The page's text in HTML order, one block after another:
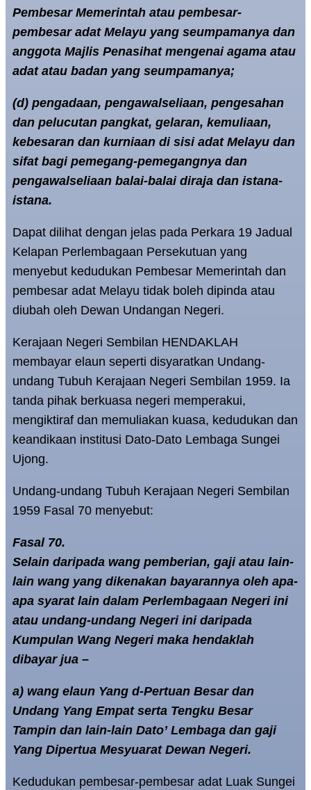
Pembesar Memerintah atau pembesar-
pembesar adat Melayu yang seumpamanya dan
anggota Majlis Penasihat mengenai agama atau
adat atau badan yang seumpamanya;
(d) pengadaan, pengawalseliaan, pengesahan
dan pelucutan pangkat, gelaran, kemuliaan,
kebesaran dan kurniaan di sisi adat Melayu dan
sifat bagi pemegang-pemegangnya dan
pengawalseliaan balai-balai diraja dan istana-
istana.
Dapat dilihat dengan jelas pada Perkara 19 Jadual
Kelapan Perlembagaan Persekutuan yang
menyebut kedudukan Pembesar Memerintah dan
pembesar adat Melayu tidak boleh dipinda atau
diubah oleh Dewan Undangan Negeri.
Kerajaan Negeri Sembilan HENDAKLAH
membayar elaun seperti disyaratkan Undang-
undang Tubuh Kerajaan Negeri Sembilan 1959. Ia
tanda pihak berkuasa negeri memperakui,
mengiktiraf dan memuliakan kuasa, kedudukan dan
keandikaan institusi Dato-Dato Lembaga Sungei
Ujong.
Undang-undang Tubuh Kerajaan Negeri Sembilan
1959 Fasal 70 menyebut:
Fasal 70.
Selain daripada wang pemberian, gaji atau lain-
lain wang yang dikenakan bayarannya oleh apa-
apa syarat lain dalam Perlembagaan Negeri ini
atau undang-undang Negeri ini daripada
Kumpulan Wang Negeri maka hendaklah
dibayar jua –
a) wang elaun Yang d-Pertuan Besar dan
Undang Yang Empat serta Tengku Besar
Tampin dan lain-lain Dato’ Lembaga dan gaji
Yang Dipertua Mesyuarat Dewan Negeri.
Kedudukan pembesar-pembesar adat Luak Sungei